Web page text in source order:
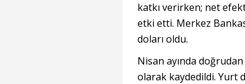
katkı verirken; net
etki etti. Merkez
doları oldu.
Nisan ayında
olarak kaydedildi. Yurt